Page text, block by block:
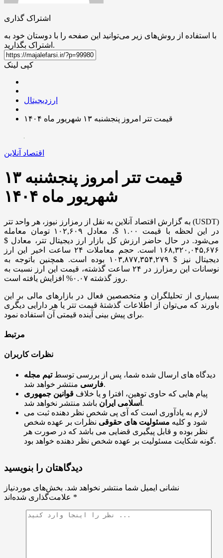
اشتراک گذاری
با استفاده از روش‌های زیر می‌توانید این صفحه را با دوستان خود به
اشتراک بگذارید.
کپی لینک
ارزدیجیتال
قیمت تتر امروز پنجشنبه ۱۳ شهریور ماه ۱۴۰۴
اقتصاد آنلاین
قیمت تتر امروز پنجشنبه ۱۳
شهریور ماه ۱۴۰۴
به گزارش اقتصاد آنلاین به نقل از رمزارز نیوز، هر واحد تتر (USDT)
در این لحظه با قیمت ۱.۰۰ $، معادل ۱۰۲,۶۰۹ تومان معامله
می‌شود. در حال حاضر ارزش کل بازار ارز دیجیتال تتر، معادل $
۱۶۸,۳۲۰,۰۴۵,۶۷۶ است. حجم معاملات ۲۴ ساعت اخیر این ارز
دیجیتال نیز $ ۱۰۳,۸۷۷,۳۵۴,۲۷۹ بوده است. همچنین باتوجه به
نوسانات این رمزارز در ۲۴ ساعت گذشته، قیمت این ارز نسبت به
روز گذشته ۰.۰۷% افزایش یافته است.
بسیاری از تحلیلگران و متخصصین فعال در بازار‌های مالی بر این
باورند که می‌توان از اطلاعات گذشتۀ قیمت تتر یا هر دارایی دیگری
برای پیش بینی آینده قیمتی آن استفاده نمود.
مرتبط
نظرات کاربران
دیدگاه های ارسال شده شما، پس از بررسی توسطتیم مجله
فارسیمنتشر خواهد شد.
پیام هایی که حاوی توهین، افترا و یا خلاف قوانین جمهوری
اسلامی ایران باشد منتشر نخواهد شد.
لازم به یادآوری است که آی پی شخص نظر دهنده ثبت می
شود و کلیه مسئولیت های حقوقی نظرات بر عهده شخص
نظر بوده و قابل پیگیری قضایی می باشد که در صورت هر
گونه شکایت مسئولیت بر عهده شخص نظر دهنده خواهد بود.
دیدگاهتان را بنویسید
نشانی ایمیل شما منتشر نخواهد شد. بخش‌های موردنیاز
*